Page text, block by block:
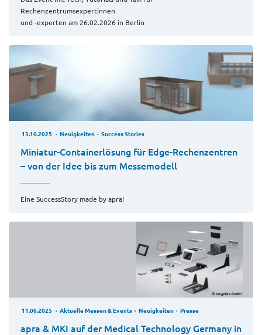
Rechenzentrumsexpertinnen
und -experten am 26.02.2026 in Berlin
13.10.2025 Neuigkeiten Success Stories
Miniatur-Containerlösung für Edge-Rechenzentren
– von der Idee bis zum Messemodell
Eine SuccessStory made by apra!
11.06.2025 Aktuelle Messen & Events Neuigkeiten Presse
apra & MKI auf der Medical Technology Germany in